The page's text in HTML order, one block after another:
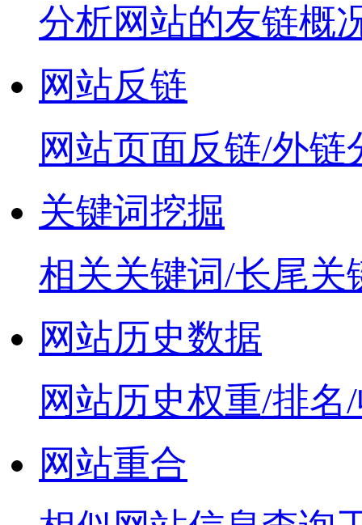
分析网站的友链概
网站反链
网站页面反链/外链
关键词挖掘
相关关键词/长尾关
网站历史数据
网站历史权重/排名
网站重合